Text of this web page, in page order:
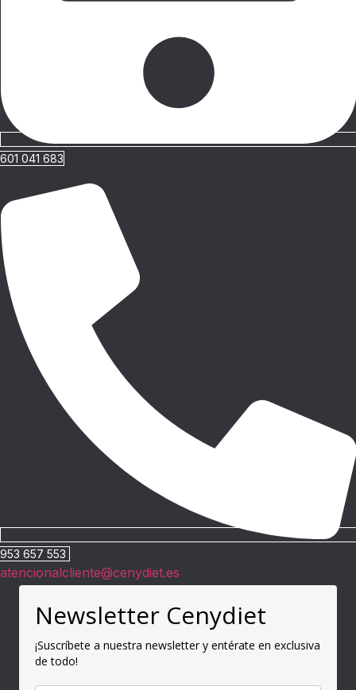
601 041 683
953 657 553
atencionalcliente@cenydiet.es
Newsletter Cenydiet
¡Suscríbete a nuestra newsletter y entérate en exclusiva
de todo!